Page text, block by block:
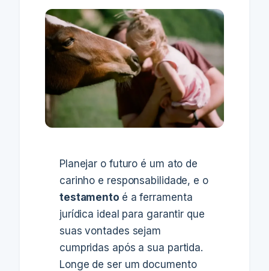
Planejar o futuro é um ato de
carinho e responsabilidade, e o
testamento é a ferramenta
jurídica ideal para garantir que
suas vontades sejam
cumpridas após a sua partida.
Longe de ser um documento